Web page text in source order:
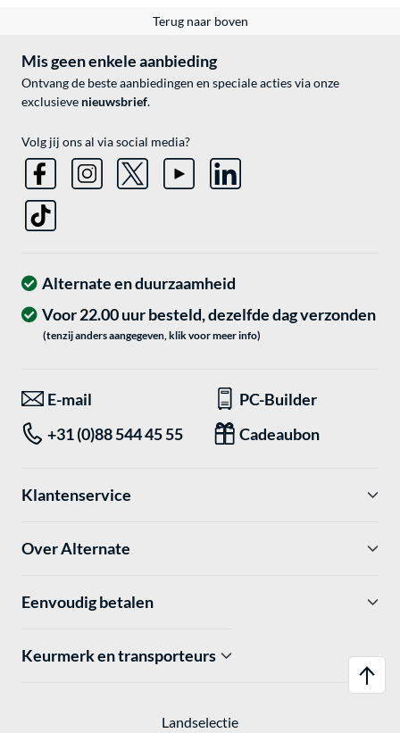
Terug naar boven
Mis geen enkele aanbieding
Ontvang de beste aanbiedingen en speciale acties via onze
exclusieve nieuwsbrief.
Volg jij ons al via social media?
Alternate en duurzaamheid
Voor 22.00 uur besteld, dezelfde dag verzonden
(tenzij anders aangegeven, klik voor meer info)
E-mail
PC-Builder
+31 (0)88 544 45 55
Cadeaubon
Klantenservice
Over Alternate
Eenvoudig betalen
Keurmerk en transporteurs
Landselectie